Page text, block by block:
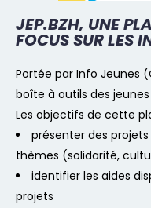
JEP.BZH, UNE
FOCUS SUR LES
Portée par Info Jeunes
boîte à outils des
Les objectifs de cette
présenter des
thèmes (solidarité,
identifier les aides
projets